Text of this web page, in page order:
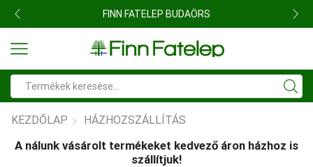
FINN FATELEP BUDAÖRS
input
KEZDŐLAP HÁZHOZSZÁLLÍTÁS
A nálunk vásárolt termékeket kedvező áron házhoz is
szállítjuk!